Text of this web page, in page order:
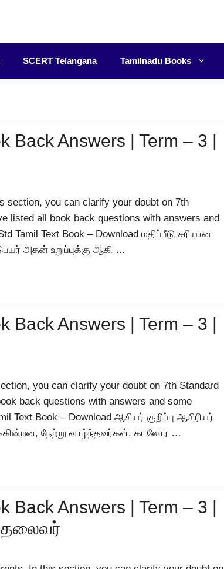
SCERT Telangana Tamilnadu Books
Back Answers | Term – 3 |
you can clarify your doubt on 7th
listed all book back questions with answers and
Tamil Text Book – Download மதிப்பீடு சரியான
அதன் உறுப்புக்கு ஆகி …
Back Answers | Term – 3 |
you can clarify your doubt on 7th Standard
back questions with answers and some
Text Book – Download ஆசியர் குறிப்பு ஆசிரியர்
நேற்று வாழ்ந்தவர்கள், கடலோர …
Back Answers | Term – 3 |
தலைவர்